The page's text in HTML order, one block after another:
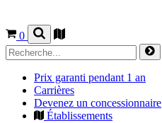
0
Prix garanti pendant 1 an
Carrières
Devenez un concessionnaire
Établissements